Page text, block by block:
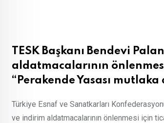
TESK Başkanı Bendevi
aldatmacalarının
“Perakende Yasası
Türkiye Esnaf ve Sanatkarları
ve indirim aldatmacalarının önlenmesi için